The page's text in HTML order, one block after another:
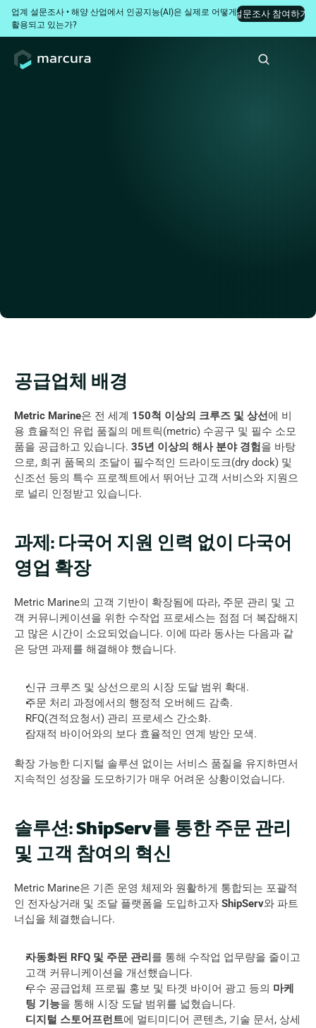
업계 설문조사 • 해양 산업에서 인공지능(AI)은 실제로 어떻게
활용되고 있는가?
설문조사 참여하기
공급업체 배경
Metric Marine은 전 세계 150척 이상의 크루즈 및 상선에 비
용 효율적인 유럽 품질의 메트릭(metric) 수공구 및 필수 소모
품을 공급하고 있습니다. 35년 이상의 해사 분야 경험을 바탕
으로, 희귀 품목의 조달이 필수적인 드라이도크(dry dock) 및
신조선 등의 특수 프로젝트에서 뛰어난 고객 서비스와 지원으
로 널리 인정받고 있습니다.
과제: 다국어 지원 인력 없이 다국어
영업 확장
Metric Marine의 고객 기반이 확장됨에 따라, 주문 관리 및 고
객 커뮤니케이션을 위한 수작업 프로세스는 점점 더 복잡해지
고 많은 시간이 소요되었습니다. 이에 따라 동사는 다음과 같
은 당면 과제를 해결해야 했습니다.
신규 크루즈 및 상선으로의 시장 도달 범위 확대.
주문 처리 과정에서의 행정적 오버헤드 감축.
RFQ(견적요청서) 관리 프로세스 간소화.
잠재적 바이어와의 보다 효율적인 연계 방안 모색.
확장 가능한 디지털 솔루션 없이는 서비스 품질을 유지하면서
지속적인 성장을 도모하기가 매우 어려운 상황이었습니다.
솔루션: ShipServ를 통한 주문 관리
및 고객 참여의 혁신
Metric Marine은 기존 운영 체제와 원활하게 통합되는 포괄적
인 전자상거래 및 조달 플랫폼을 도입하고자 ShipServ와 파트
너십을 체결했습니다.
자동화된 RFQ 및 주문 관리를 통해 수작업 업무량을 줄이고
고객 커뮤니케이션을 개선했습니다.
우수 공급업체 프로필 홍보 및 타겟 바이어 광고 등의 마케
팅 기능을 통해 시장 도달 범위를 넓혔습니다.
디지털 스토어프런트에 멀티미디어 콘텐츠, 기술 문서, 상세